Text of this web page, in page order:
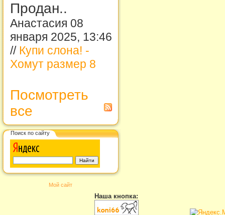
Продан..
Анастасия 08
января 2025, 13:46
// Купи слона! -
Хомут размер 8
Посмотреть
все
Поиск по сайту
Мой сайт
Наша кнопка: